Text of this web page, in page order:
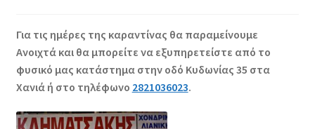
Για τις ημέρες της καραντίνας θα παραμείνουμε
Aνοιχτά και θα μπορείτε να εξυπηρετείστε από το
φυσικό μας κατάστημα στην οδό Κυδωνίας 35 στα
Χανιά ή στο τηλέφωνο 2821036023.